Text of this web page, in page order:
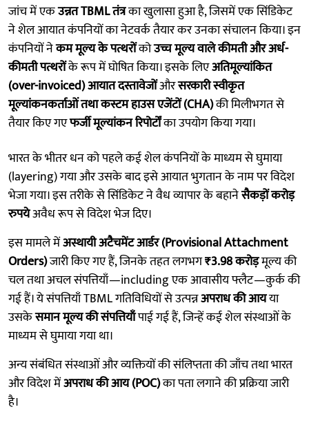
जांच में एकउन्नत TBML तंत्रका खुलासा हुआ है, जिसमें एक सिंडिकेट
ने शेल आयात कंपनियों का नेटवर्क तैयार कर उनका संचालन किया। इन
कंपनियों नेकम मूल्य के पत्थरोंकोउच्च मूल्य वाले कीमती और अर्ध-
कीमती पत्थरोंके रूप में घोषित किया। इसके लिएअतिमूल्यांकित
(over-invoiced) आयात दस्तावेजोंऔरसरकारी स्वीकृत
मूल्यांकनकर्ताओं तथा कस्टम हाउस एजेंटों (CHA)की मिलीभगत से
तैयार किए गएफर्जी मूल्यांकन रिपोर्टोंका उपयोग किया गया।
भारत के भीतर धन को पहले कई शेल कंपनियों के माध्यम से घुमाया
(layering) गया और उसके बाद इसे आयात भुगतान के नाम पर विदेश
भेजा गया। इस तरीके से सिंडिकेट ने वैध व्यापार के बहानेसैकड़ों करोड़
रुपयेअवैध रूप से विदेश भेज दिए।
इस मामले मेंअस्थायी अटैचमेंट आर्डर (Provisional Attachment
Orders)जारी किए गए हैं, जिनके तहत लगभग₹3.98 करोड़मूल्य की
चल तथा अचल संपत्तियाँ—including एक आवासीय फ्लैट—कुर्क की
गई हैं। ये संपत्तियाँ TBML गतिविधियों से उत्पन्नअपराध की आयया
उसकेसमान मूल्य की संपत्तियाँपाई गई हैं, जिन्हें कई शेल संस्थाओं के
माध्यम से घुमाया गया था।
अन्य संबंधित संस्थाओं और व्यक्तियों की संलिप्तता की जाँच तथा भारत
और विदेश मेंअपराध की आय (POC)का पता लगाने की प्रक्रिया जारी
है।